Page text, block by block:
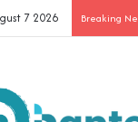
7 2026 Breaking